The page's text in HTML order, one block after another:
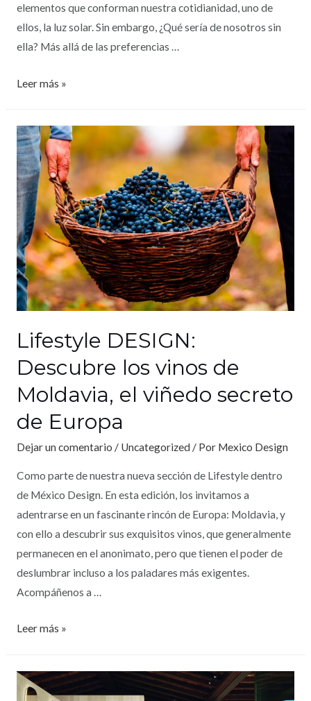
elementos que conforman nuestra cotidianidad, uno de
ellos, la luz solar. Sin embargo, ¿Qué sería de nosotros sin
ella? Más allá de las preferencias …
Leer más »
Lifestyle DESIGN:
Descubre los vinos de
Moldavia, el viñedo secreto
de Europa
Dejar un comentario / Uncategorized / Por Mexico Design
Como parte de nuestra nueva sección de Lifestyle dentro
de México Design. En esta edición, los invitamos a
adentrarse en un fascinante rincón de Europa: Moldavia, y
con ello a descubrir sus exquisitos vinos, que generalmente
permanecen en el anonimato, pero que tienen el poder de
deslumbrar incluso a los paladares más exigentes.
Acompáñenos a …
Leer más »